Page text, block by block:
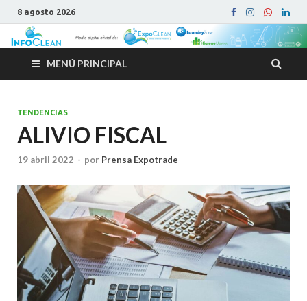
8 agosto 2026
MENÚ PRINCIPAL
TENDENCIAS
ALIVIO FISCAL
19 abril 2022 - por Prensa Expotrade